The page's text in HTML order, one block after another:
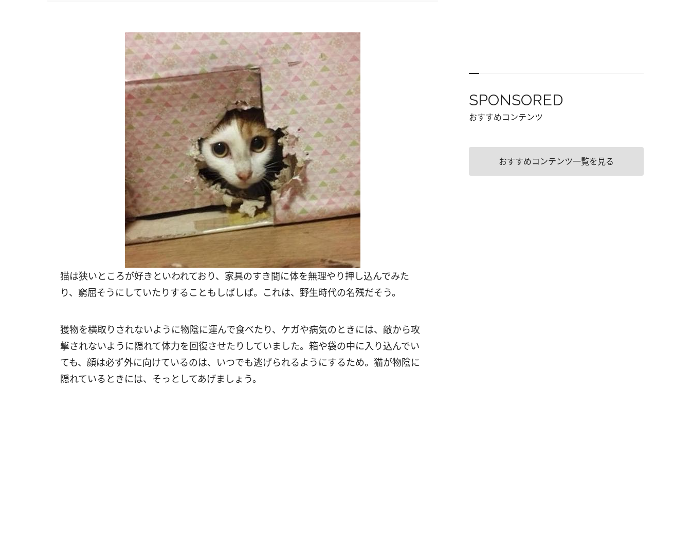
猫は狭いところが好きといわれており、家具のすき間に体を無理やり押し込んでみた
り、窮屈そうにしていたりすることもしばしば。これは、野生時代の名残だそう。
獲物を横取りされないように物陰に運んで食べたり、ケガや病気のときには、敵から攻
撃されないように隠れて体力を回復させたりしていました。箱や袋の中に入り込んでい
ても、顔は必ず外に向けているのは、いつでも逃げられるようにするため。猫が物陰に
隠れているときには、そっとしてあげましょう。
SPONSORED
おすすめコンテンツ
おすすめコンテンツ一覧を見る